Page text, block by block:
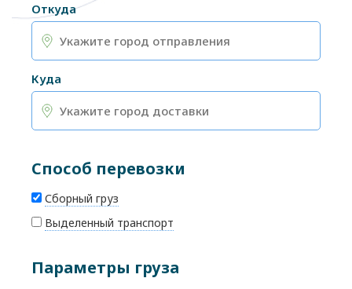
Откуда
Куда
Способ перевозки
Сборный груз
Выделенный транспорт
Параметры груза